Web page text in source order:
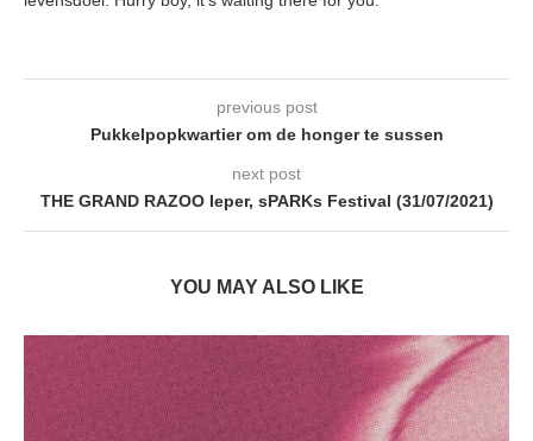
previous post
Pukkelpopkwartier om de honger te sussen
next post
THE GRAND RAZOO Ieper, sPARKs Festival (31/07/2021)
YOU MAY ALSO LIKE